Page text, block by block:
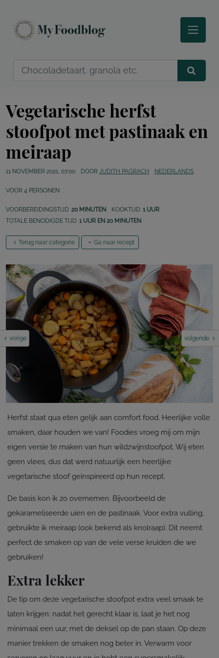
Vegetarische herfst
stoofpot met pastinaak en
meiraap
11 NOVEMBER 2021, 07:00 DOOR JUDITH PAGRACH NEDERLANDS
VOOR 4 PERSONEN
VOORBEREIDINGSTIJD 20 MINUTEN KOOKTIJD 1 UUR
TOTALE BENODIGDE TIJD 1 UUR EN 20 MINUTEN
Terug naar categorie Ga naar recept
vorige volgende
Herfst staat qua eten gelijk aan comfort food. Heerlijke volle
smaken, daar houden we van! Foodies vroeg mij om mijn
eigen versie te maken van hun wildzwijnstoofpot. Wij eten
geen vlees, dus dat werd natuurlijk een heerlijke
vegetarische stoof geïnspireerd op hun recept.
De basis kon ik zo overnemen. Bijvoorbeeld de
gekarameliseerde uien en de pastinaak. Voor extra vulling,
gebruikte ik meiraap (ook bekend als knolraap). Dit neemt
perfect de smaken op van de vele verse kruiden die we
gebruiken!
Extra lekker
De tip om deze vegetarische stoofpot extra veel smaak te
laten krijgen: nadat het gerecht klaar is, laat je het nog
minimaal een uur, met de deksel op de pan staan. Op deze
manier trekken de smaken nog beter in. Verwarm voor